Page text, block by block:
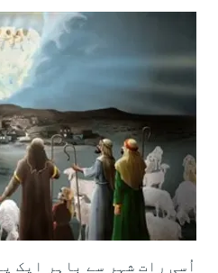
اُسی رات شہر سے باہِر ایک